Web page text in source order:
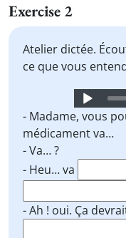
Exercise 2
Atelier dictée.
ce que vous
Audio
Player
- Madame, vous
médicament va…
- Va… ?
- Heu… va
- Ah ! oui. Ça